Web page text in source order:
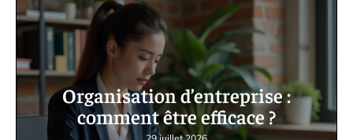
Organisation d’entreprise :
comment être efficace ?